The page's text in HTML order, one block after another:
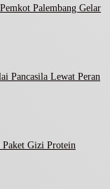
Palembang Gelar
Pancasila Lewat Peran
Paket Gizi Protein